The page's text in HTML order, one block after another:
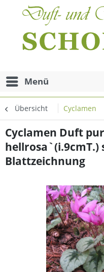
Menü
Übersicht Cyclamen
Cyclamen Duft
hellrosa`(i.9cmT.)
Blattzeichnung